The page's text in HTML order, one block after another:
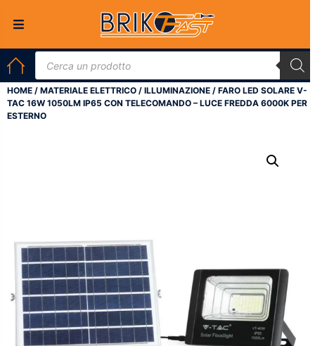
HOME / MATERIALE ELETTRICO / ILLUMINAZIONE / FARO LED SOLARE V-
TAC 16W 1050LM IP65 CON TELECOMANDO – LUCE FREDDA 6000K PER
ESTERNO